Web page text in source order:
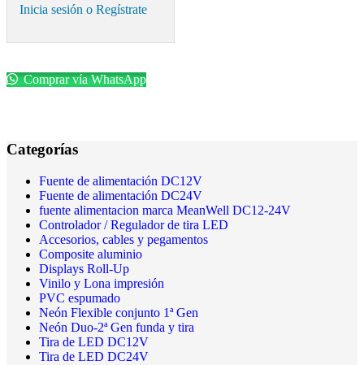
Inicia sesión o Regístrate
Comprar vía WhatsApp
Categorías
Fuente de alimentación DC12V
Fuente de alimentación DC24V
fuente alimentacion marca MeanWell DC12-24V
Controlador / Regulador de tira LED
Accesorios, cables y pegamentos
Composite aluminio
Displays Roll-Up
Vinilo y Lona impresión
PVC espumado
Neón Flexible conjunto 1ª Gen
Neón Duo-2ª Gen funda y tira
Tira de LED DC12V
Tira de LED DC24V